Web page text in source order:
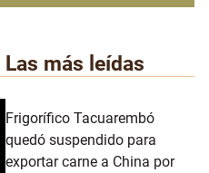
Las más leídas
Frigorífico Tacuarembó
quedó suspendido para
exportar carne a China por